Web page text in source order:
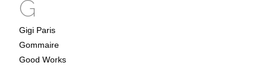
G
Gigi Paris
Gommaire
Good Works